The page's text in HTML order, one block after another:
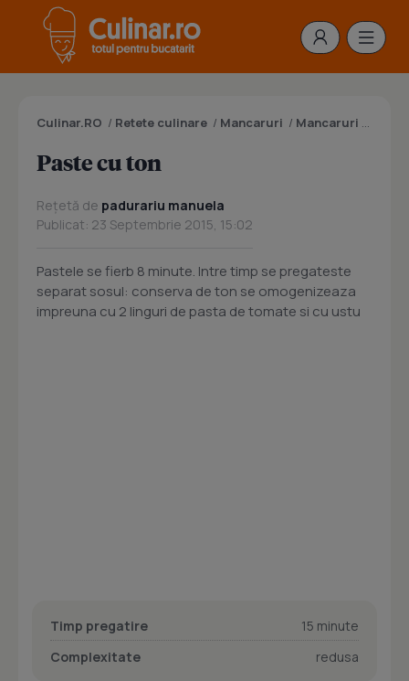
Culinar.RO / Retete culinare / Mancaruri / Mancaruri cu peste
Paste cu ton
Rețetă de padurariu manuela
Publicat: 23 Septembrie 2015, 15:02
Pastele se fierb 8 minute. Intre timp se pregateste
separat sosul: conserva de ton se omogenizeaza
impreuna cu 2 linguri de pasta de tomate si cu ustu
Timp pregatire
15 minute
Complexitate
redusa